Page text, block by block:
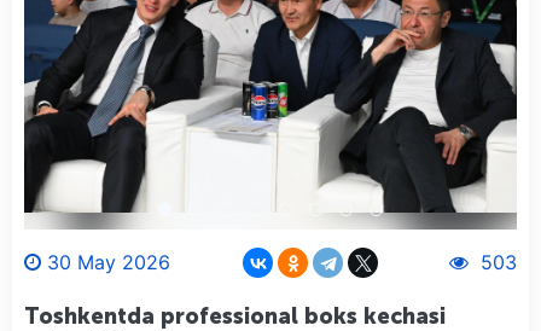
30 May 2026 503
Toshkentda professional boks kechasi